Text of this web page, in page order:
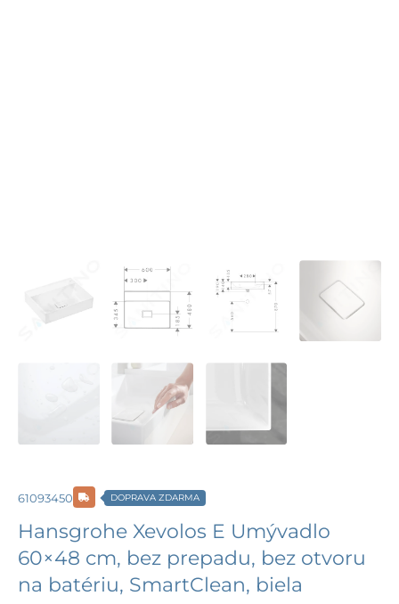
61093450 DOPRAVA ZDARMA
Hansgrohe Xevolos E Umývadlo
60×48 cm, bez prepadu, bez otvoru
na batériu, SmartClean, biela